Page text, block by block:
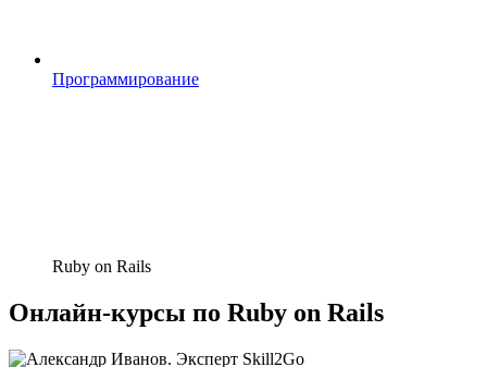
Программирование
Ruby on Rails
Онлайн-курсы по Ruby on Rails